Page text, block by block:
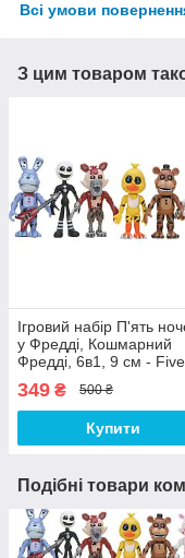
Всі умови
З цим товаром
Ігровий набір П'ять
у Фредді, Кошмарний
Фредді, 6в1, 9 см - Five
349 ₴ 500 ₴
Купити
Подібні товари